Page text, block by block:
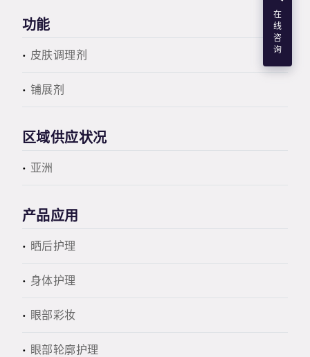
功能
皮肤调理剂
铺展剂
区域供应状况
亚洲
产品应用
晒后护理
身体护理
眼部彩妆
眼部轮廓护理
在
线
咨
询